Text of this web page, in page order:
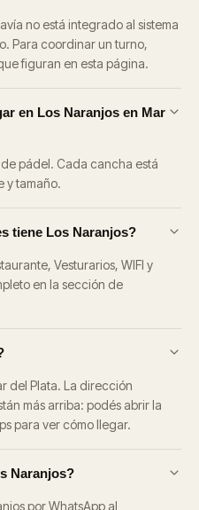
no está integrado al sistema
Para coordinar un turno,
figuran en esta página.
en Los Naranjos en Mar
pádel. Cada cancha está
y tamaño.
tiene Los Naranjos?
Vesturarios, WIFI y
en la sección de
del Plata. La dirección
más arriba: podés abrir la
para ver cómo llegar.
Naranjos?
por WhatsApp al